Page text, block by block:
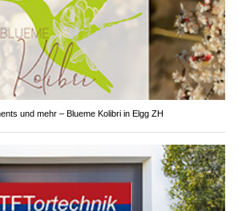
und mehr – Blueme Kolibri in Elgg ZH